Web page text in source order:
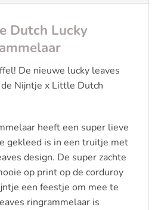
Dutch Lucky
De nieuwe lucky leaves
Nijntje x Little Dutch
heeft een super lieve
gekleed is in een truitje met
design. De super zachte
op print op de corduroy
een feestje om mee te
ringrammelaar is